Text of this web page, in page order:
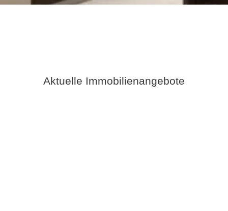
Aktuelle Immobilienangebote